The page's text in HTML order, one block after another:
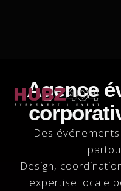
404Agence
Des
Design,
expertise locale